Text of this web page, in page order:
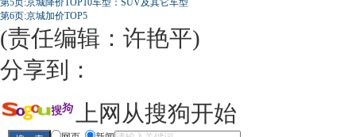
第5页:京城降价TOP10车型：SUV及其它车型
第6页:京城加价TOP5
(责任编辑：许艳平)
分享到：
上网从搜狗开始